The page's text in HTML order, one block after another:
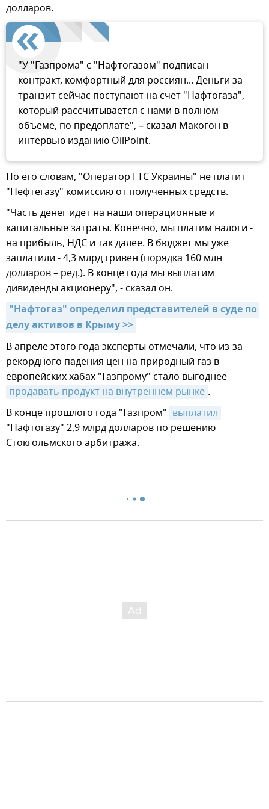
долларов.
"У "Газпрома" с "Нафтогазом" подписан
контракт, комфортный для россиян... Деньги за
транзит сейчас поступают на счет "Нафтогаза",
который рассчитывается с нами в полном
объеме, по предоплате", – сказал Макогон в
интервью изданию OilPoint.
По его словам, "Оператор ГТС Украины" не платит
"Нефтегазу" комиссию от полученных средств.
"Часть денег идет на наши операционные и
капитальные затраты. Конечно, мы платим налоги -
на прибыль, НДС и так далее. В бюджет мы уже
заплатили - 4,3 млрд гривен (порядка 160 млн
долларов – ред.). В конце года мы выплатим
дивиденды акционеру", - сказал он.
"Нафтогаз" определил представителей в суде по
делу активов в Крыму >>
В апреле этого года эксперты отмечали, что из-за
рекордного падения цен на природный газ в
европейских хабах "Газпрому" стало выгоднее
продавать продукт на внутреннем рынке .
В конце прошлого года "Газпром" выплатил
"Нафтогазу" 2,9 млрд долларов по решению
Стокгольмского арбитража.